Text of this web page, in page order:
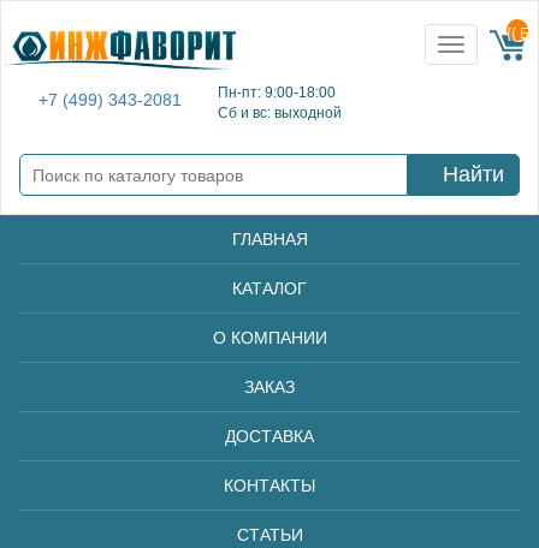
+7 (499) 343-2081
Пн-пт: 9:00-18:00
Сб и вс: выходной
Toggle
navigation
{{
Найти
ГЛАВНАЯ
КАТАЛОГ
О КОМПАНИИ
ЗАКАЗ
ДОСТАВКА
КОНТАКТЫ
СТАТЬИ